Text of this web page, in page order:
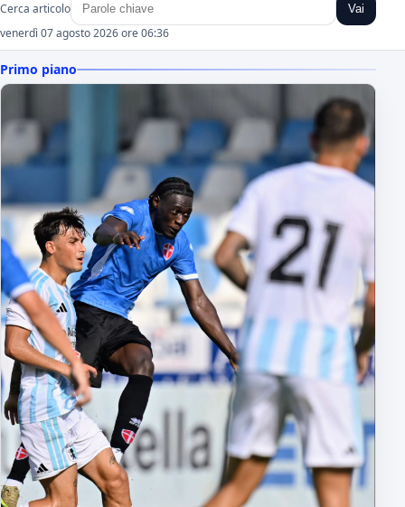
Cerca articolo Vai
venerdì 07 agosto 2026 ore 06:36
Primo piano